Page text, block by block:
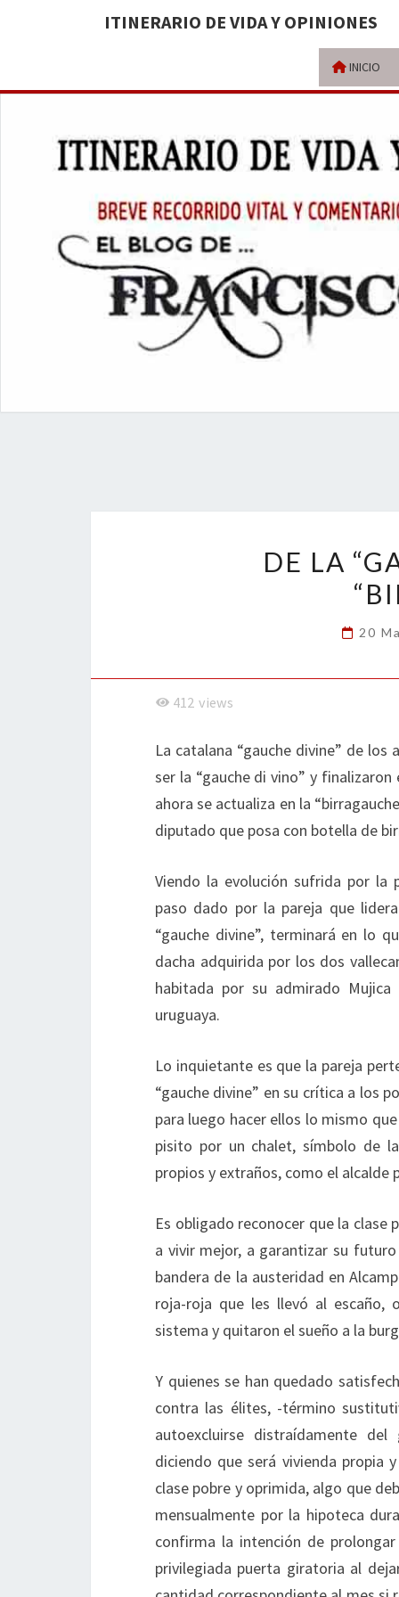
ITINERARIO DE VIDA Y OPINIONES
INICIO
DE LA
20
412 views
La catalana “gauche divine” de
ser la “gauche di vino” y
ahora se actualiza en la
diputado que posa con botella de
Viendo la evolución sufrida por la
paso dado por la pareja que
“gauche divine”, terminará en lo
dacha adquirida por los dos
habitada por su admirado
uruguaya.
Lo inquietante es que la pareja
“gauche divine” en su crítica a los
para luego hacer ellos lo mismo
pisito por un chalet, símbolo de
propios y extraños, como el alcalde
Es obligado reconocer que la
a vivir mejor, a garantizar su
bandera de la austeridad en
roja-roja que les llevó al escaño,
sistema y quitaron el sueño a la
Y quienes se han quedado
contra las élites, -término
autoexcluirse distraídamente
diciendo que será vivienda propia
clase pobre y oprimida, algo que
mensualmente por la hipoteca
confirma la intención de
privilegiada puerta giratoria al